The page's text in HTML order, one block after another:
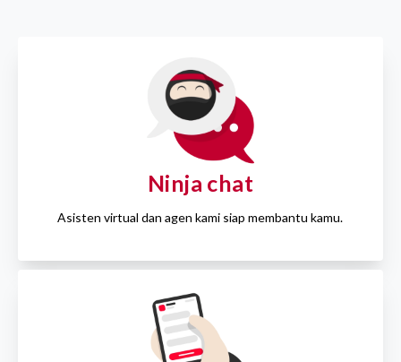
Ninja chat
Asisten virtual dan agen kami siap membantu kamu.